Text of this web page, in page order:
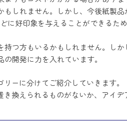
しれません。しかし、今後紙製
に好印象を与えることができる
つ方もいるかもしれません。し
開発に力を入れています。
ーに分けてご紹介していきます。
換えられるものがないか、アイデ